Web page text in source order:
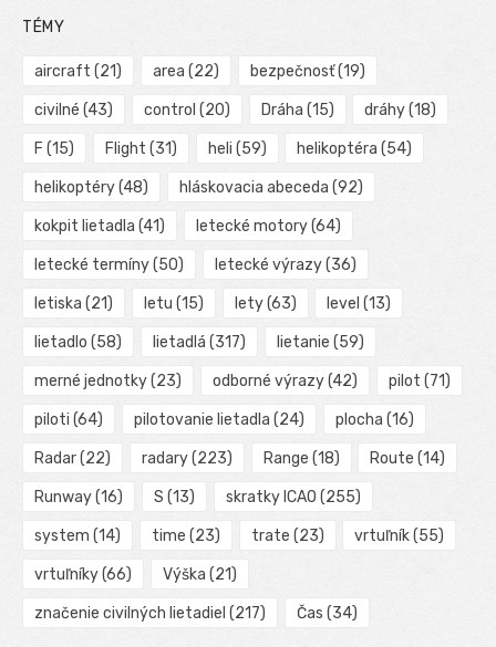
TÉMY
aircraft (21) area (22) bezpečnosť(19)
civilné (43) control (20) Dráha (15) dráhy(18)
F (15) Flight (31) heli (59) helikoptéra (54)
helikoptéry(48) hláskovacia abeceda (92)
kokpit lietadla (41) letecké motory(64)
letecké termíny(50) letecké výrazy(36)
letiska (21) letu (15) lety(63) level (13)
lietadlo (58) lietadlá (317) lietanie (59)
merné jednotky(23) odborné výrazy(42) pilot (71)
piloti (64) pilotovanie lietadla (24) plocha (16)
Radar(22) radary(223) Range (18) Route (14)
Runway(16) S (13) skratky ICAO (255)
system (14) time (23) trate (23) vrtuľník(55)
vrtuľníky(66) Výška (21)
značenie civilných lietadiel (217) Čas (34)